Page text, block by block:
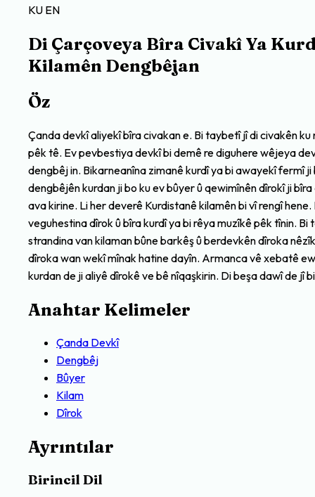
KU EN
Di Çarçoveya Bîra Civakî Ya
Kilamên Dengbêjan
Öz
Çanda devkî aliyekî bîra civakan e. Bi taybetî jî di civakên
pêk tê. Ev pevbestiya devkî bi demê re diguhere wêjeya
dengbêj in. Bikarneanîna zimanê kurdî ya bi awayekî fermî
dengbêjên kurdan ji bo ku ev bûyer û qewimînên dîrokî ji
ava kirine. Li her deverê Kurdistanê kilamên bi vî rengî
veguhestina dîrok û bîra kurdî ya bi rêya muzîkê pêk tînin.
strandina van kilaman bûne barkêş û berdevkên dîroka
dîroka wan wekî mînak hatine dayîn. Armanca vê xebatê
kurdan de ji aliyê dîrokê ve bê nîqaşkirin. Di beşa dawî de jî
Anahtar Kelimeler
Çanda Devkî
Dengbêj
Bûyer
Kilam
Dîrok
Ayrıntılar
Birincil Dil